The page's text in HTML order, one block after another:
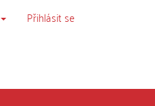
Přihlásit se